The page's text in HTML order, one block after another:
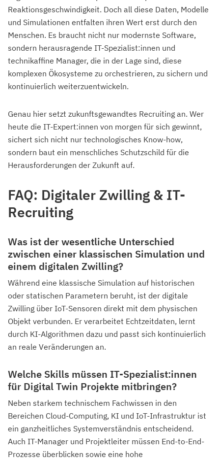
Reaktionsgeschwindigkeit. Doch all diese Daten, Modelle
und Simulationen entfalten ihren Wert erst durch den
Menschen. Es braucht nicht nur modernste Software,
sondern herausragende IT-Spezialist:innen und
technikaffine Manager, die in der Lage sind, diese
komplexen Ökosysteme zu orchestrieren, zu sichern und
kontinuierlich weiterzuentwickeln.
Genau hier setzt zukunftsgewandtes Recruiting an. Wer
heute die IT-Expert:innen von morgen für sich gewinnt,
sichert sich nicht nur technologisches Know-how,
sondern baut ein menschliches Schutzschild für die
Herausforderungen der Zukunft auf.
FAQ: Digitaler Zwilling & IT-
Recruiting
Was ist der wesentliche Unterschied
zwischen einer klassischen Simulation und
einem digitalen Zwilling?
Während eine klassische Simulation auf historischen
oder statischen Parametern beruht, ist der digitale
Zwilling über IoT-Sensoren direkt mit dem physischen
Objekt verbunden. Er verarbeitet Echtzeitdaten, lernt
durch KI-Algorithmen dazu und passt sich kontinuierlich
an reale Veränderungen an.
Welche Skills müssen IT-Spezialist:innen
für Digital Twin Projekte mitbringen?
Neben starkem technischem Fachwissen in den
Bereichen Cloud-Computing, KI und IoT-Infrastruktur ist
ein ganzheitliches Systemverständnis entscheidend.
Auch IT-Manager und Projektleiter müssen End-to-End-
Prozesse überblicken sowie eine hohe